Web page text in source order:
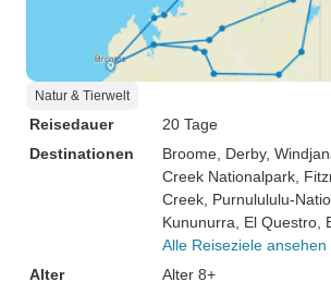
Natur & Tierwelt
Reisedauer
20 Tage
Destinationen
Broome , Derby,
Creek Nationalpark ,
Creek , Purnulululu-
Kununurra , El Questro
Alle Reiseziele ansehen
Alter
Alter 8+